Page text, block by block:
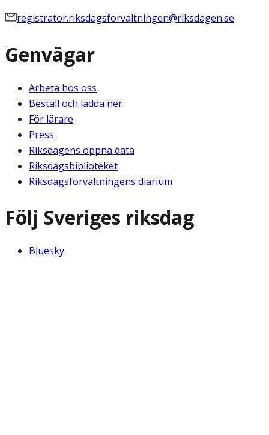
registrator.riksdagsforvaltningen@riksdagen.se
Genvägar
Arbeta hos oss
Beställ och ladda ner
För lärare
Press
Riksdagens öppna data
Riksdagsbiblioteket
Riksdagsförvaltningens diarium
Följ Sveriges riksdag
Bluesky